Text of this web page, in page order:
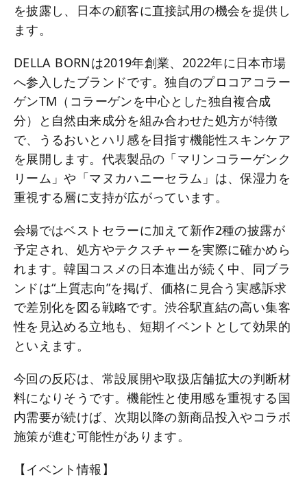
を披露し、日本の顧客に直接試用の機会を提供し
ます。
DELLA BORNは2019年創業、2022年に日本市場
へ参入したブランドです。独自のプロコアコラー
ゲンTM（コラーゲンを中心とした独自複合成
分）と自然由来成分を組み合わせた処方が特徴
で、うるおいとハリ感を目指す機能性スキンケア
を展開します。代表製品の「マリンコラーゲンク
リーム」や「マヌカハニーセラム」は、保湿力を
重視する層に支持が広がっています。
会場ではベストセラーに加えて新作2種の披露が
予定され、処方やテクスチャーを実際に確かめら
れます。韓国コスメの日本進出が続く中、同ブラ
ンドは“上質志向”を掲げ、価格に見合う実感訴求
で差別化を図る戦略です。渋谷駅直結の高い集客
性を見込める立地も、短期イベントとして効果的
といえます。
今回の反応は、常設展開や取扱店舗拡大の判断材
料になりそうです。機能性と使用感を重視する国
内需要が続けば、次期以降の新商品投入やコラボ
施策が進む可能性があります。
【イベント情報】